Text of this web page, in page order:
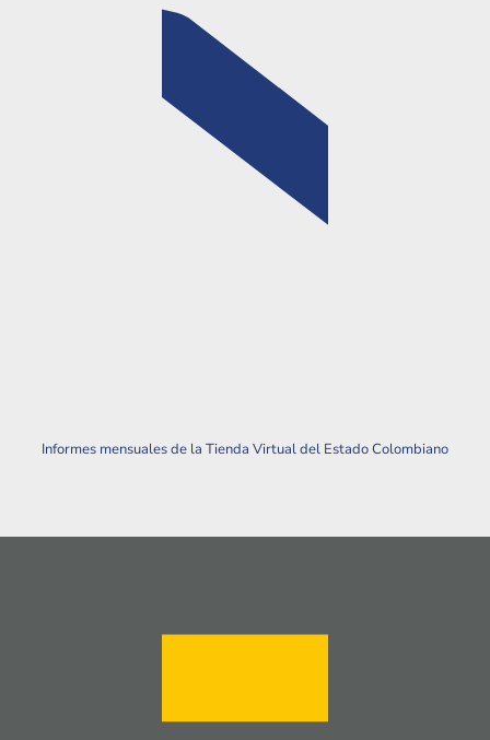
Informes mensuales de la Tienda Virtual del Estado Colombiano